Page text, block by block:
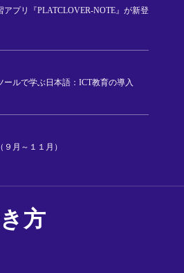
アプリ『PLATCLOVER-NOTE』が新登
ールで学ぶ日本語：ICT教育の導入
月～１１月）
方